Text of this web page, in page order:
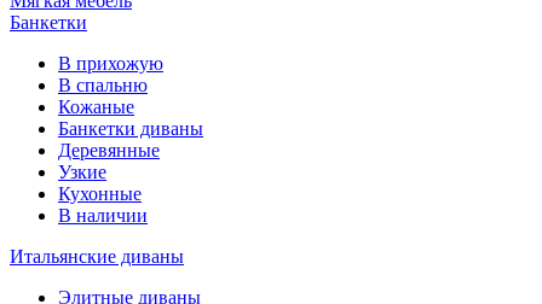
Банкетки
В прихожую
В спальню
Кожаные
Банкетки диваны
Деревянные
Узкие
Кухонные
В наличии
Итальянские диваны
Элитные диваны